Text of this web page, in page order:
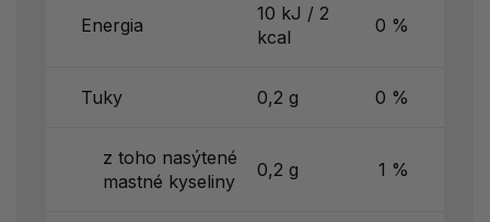
Energia
10 kJ / 2
kcal
0 %
Tuky 0,2 g 0 %
z toho nasýtené
mastné kyseliny
0,2 g 1 %